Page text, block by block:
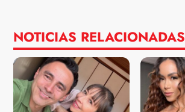
NOTICIAS RELACIONADAS